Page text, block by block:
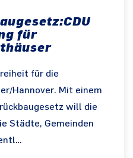
für
für die
Hannover. Mit einem
will die
Städte, Gemeinden